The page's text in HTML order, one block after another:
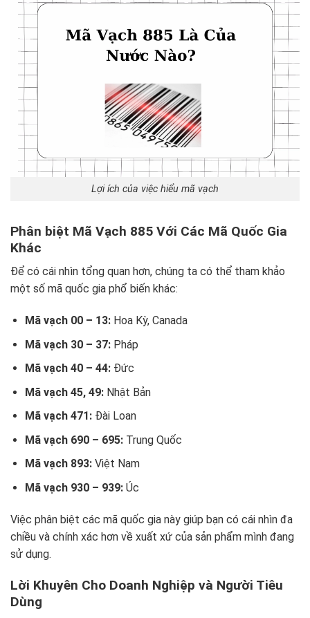
Lợi ích của việc hiểu mã vạch
Phân biệt Mã Vạch 885 Với Các Mã Quốc Gia
Khác
Để có cái nhìn tổng quan hơn, chúng ta có thể tham khảo
một số mã quốc gia phổ biến khác:
Mã vạch 00 – 13:Hoa Kỳ, Canada
Mã vạch 30 – 37:Pháp
Mã vạch 40 – 44:Đức
Mã vạch 45, 49:Nhật Bản
Mã vạch 471:Đài Loan
Mã vạch 690 – 695:Trung Quốc
Mã vạch 893:Việt Nam
Mã vạch 930 – 939:Úc
Việc phân biệt các mã quốc gia này giúp bạn có cái nhìn đa
chiều và chính xác hơn về xuất xứ của sản phẩm mình đang
sử dụng.
Lời Khuyên Cho Doanh Nghiệp và Người Tiêu
Dùng